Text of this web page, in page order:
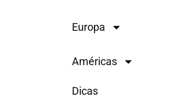
Europa
Américas
Dicas